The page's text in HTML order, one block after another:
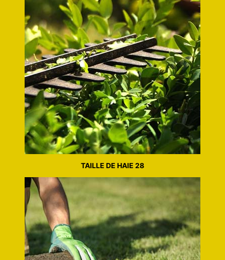
TAILLE DE HAIE 28